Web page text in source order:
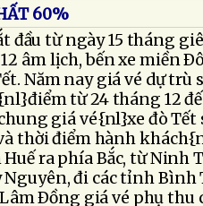
60%
đầu từ ngày 15 tháng
âm lịch, bến xe miền
Năm nay giá vé dự trù
từ 24 tháng 12
giá vé{nl}xe đò Tết
thời điểm hành
ra phía Bắc, từ Ninh
đi các tỉnh Bình
Ðồng giá vé phụ thu